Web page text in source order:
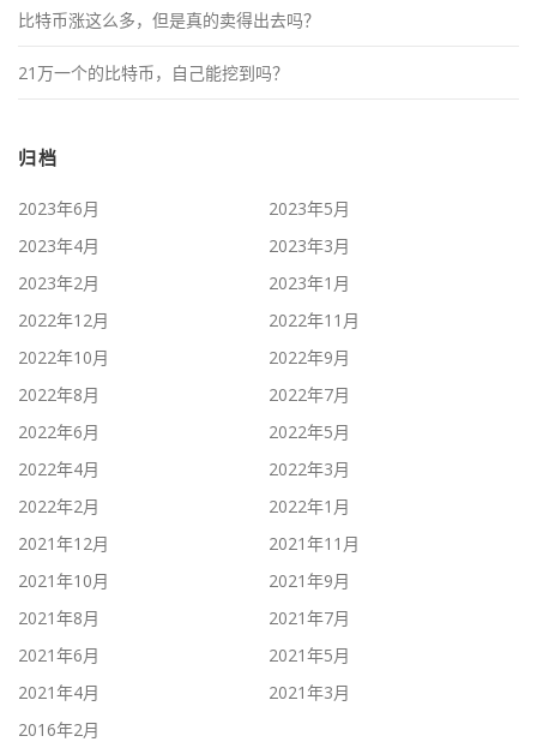
比特币涨这么多，但是真的卖得出去吗？
21万一个的比特币，自己能挖到吗？
归档
2023年6月
2023年5月
2023年4月
2023年3月
2023年2月
2023年1月
2022年12月
2022年11月
2022年10月
2022年9月
2022年8月
2022年7月
2022年6月
2022年5月
2022年4月
2022年3月
2022年2月
2022年1月
2021年12月
2021年11月
2021年10月
2021年9月
2021年8月
2021年7月
2021年6月
2021年5月
2021年4月
2021年3月
2016年2月